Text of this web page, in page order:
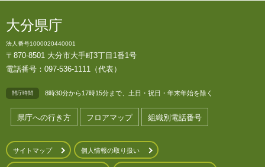
大分県庁
法人番号1000020440001
〒870-8501 大分市大手町3丁目1番1号
電話番号：097-536-1111（代表）
開庁時間 8時30分から17時15分まで、土日・祝日・年末年始を除く
県庁への行き方 フロアマップ 組織別電話番号
サイトマップ 個人情報の取り扱い